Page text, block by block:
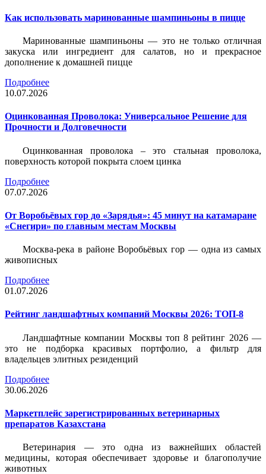
Как использовать маринованные шампиньоны в пицце
Маринованные шампиньоны — это не только отличная
закуска или ингредиент для салатов, но и прекрасное
дополнение к домашней пицце
Подробнее
10.07.2026
Оцинкованная Проволока: Универсальное Решение для
Прочности и Долговечности
Оцинкованная проволока – это стальная проволока,
поверхность которой покрыта слоем цинка
Подробнее
07.07.2026
От Воробьёвых гор до «Зарядья»: 45 минут на катамаране
«Снегири» по главным местам Москвы
Москва-река в районе Воробьёвых гор — одна из самых
живописных
Подробнее
01.07.2026
Рейтинг ландшафтных компаний Москвы 2026: ТОП-8
Ландшафтные компании Москвы топ 8 рейтинг 2026 —
это не подборка красивых портфолио, а фильтр для
владельцев элитных резиденций
Подробнее
30.06.2026
Маркетплейс зарегистрированных ветеринарных
препаратов Казахстана
Ветеринария — это одна из важнейших областей
медицины, которая обеспечивает здоровье и благополучие
животных